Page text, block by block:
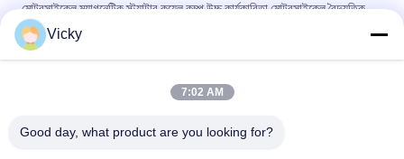
মোটরসাইকেল ম্যাগনেটিক স্ট্যাটার কয়েল কম্প উচ্চ কার্যকারিতা মোটরসাইকেল বৈদ্যুতিক
যন্ত্রাংশ KRF
বি 2 বি ক্রেতাদের জন্য বৈদ্যুতিক মোটরসাইকেল রিলে সংযোগকারী ক্রিস 100 ভাল
Vicky
7:02 AM
Good day, what product are you looking for?